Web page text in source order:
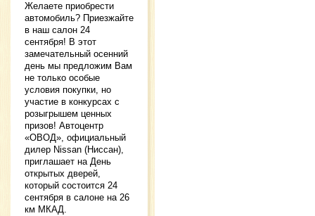
Желаете приобрести
автомобиль? Приезжайте
в наш салон 24
сентября! В этот
замечательный осенний
день мы предложим Вам
не только особые
условия покупки, но
участие в конкурсах с
розыгрышем ценных
призов! Автоцентр
«ОВОД», официальный
дилер Nissan (Ниссан),
приглашает на День
открытых дверей,
который состоится 24
сентября в салоне на 26
км МКАД.